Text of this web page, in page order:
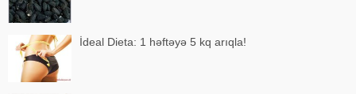
İdeal Dieta: 1 həftəyə 5 kq arıqla!